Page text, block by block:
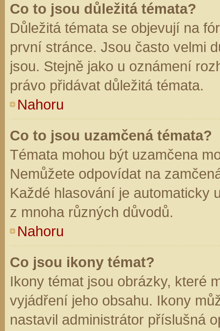
Co to jsou důležitá témata?
Důležitá témata se objevují na
první stránce. Jsou často velmi
jsou. Stejně jako u oznámení
právo přidávat důležitá témata.
Nahoru
Co to jsou uzamčená témata?
Témata mohou být uzamčena
Nemůžete odpovídat na
Každé hlasování je automaticky
z mnoha různých důvodů.
Nahoru
Co jsou ikony témat?
Ikony témat jsou obrázky, které
vyjádření jeho obsahu. Ikony
nastavil administrátor příslušná